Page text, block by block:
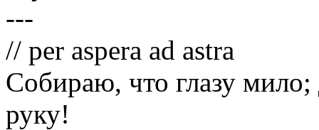
---
// per aspera ad astra
Собираю, что глазу
руку!